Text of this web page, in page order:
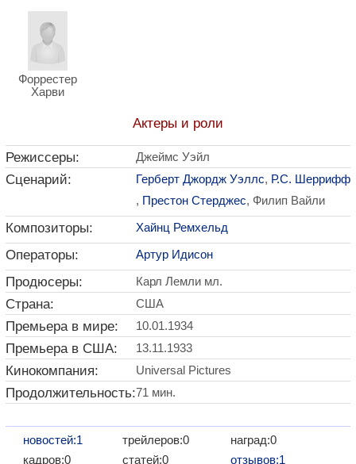
Форрестер
Харви
Актеры и роли
Режиссеры: Джеймс Уэйл
Сценарий: Герберт Джордж Уэллс, Р.С. Шеррифф
, Престон Стерджес, Филип Вайли
Композиторы: Хайнц Ремхельд
Операторы: Артур Идисон
Продюсеры: Карл Лемли мл.
Страна: США
Премьера в мире: 10.01.1934
Премьера в США: 13.11.1933
Кинокомпания: Universal Pictures
Продолжительность:71 мин.
новостей:1
кадров:0
трейлеров:0
статей:0
наград:0
отзывов:1